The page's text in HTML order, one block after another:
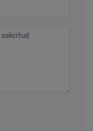
solicitud